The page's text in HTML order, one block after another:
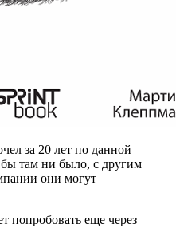
за 20 лет по данной
там ни было, с другим
они могут
попробовать еще через